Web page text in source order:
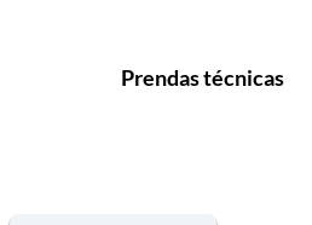
Prendas técnicas